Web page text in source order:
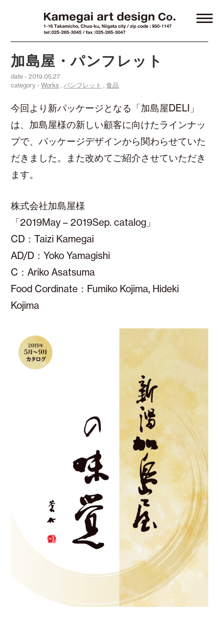
加島屋・パンフレット
date - 2019.05.27
category -Works ,パンフレット ,食品
今回より新パッケージとなる「加島屋DELI」
は、加島屋様の新しい顧客に向けたラインナッ
プで、パッケージデザインから関わらせていた
だきました。また改めてご紹介させていただき
ます。
株式会社加島屋様
「2019May – 2019Sep. catalog」
CD：Taizi Kamegai
AD/D：Yoko Yamagishi
C：Ariko Asatsuma
Food Cordinate：Fumiko Kojima, Hideki
Kojima